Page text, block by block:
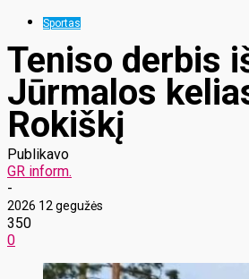
Sportas
Teniso derbis
Jūrmalos
Rokiškį
Publikavo
GR inform.
-
2026 12 gegužės
350
0